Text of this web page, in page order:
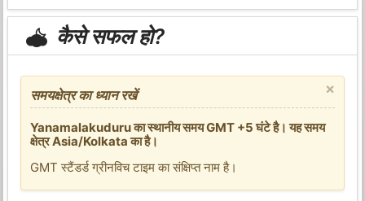
कैसे सफल हो?
×
समयक्षेत्र का ध्यान रखें
Yanamalakuduru का स्थानीय समय GMT +5 घंटे है। यह समय
क्षेत्र Asia/Kolkata का है।
GMT स्टैंडर्ड ग्रीनविच टाइम का संक्षिप्त नाम है।